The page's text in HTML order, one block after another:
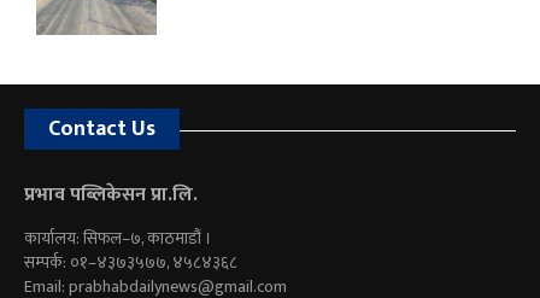
Contact Us
प्रभाव पब्लिकेसन प्रा.लि.
कार्यालय: सिफल–७, काठमाडौं ।
सम्पर्क: ०१–४३७३५७७, ४५८४३६८
Email:prabhabdailynews@gmail.com